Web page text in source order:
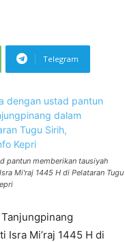
Telegram
pantun memberikan tausiyah
Mi'raj 1445 H di Pelataran Tugu
Tanjungpinang
Isra Mi’raj 1445 H di